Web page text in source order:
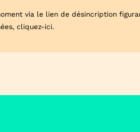
via le lien de désincription
cliquez-ici.